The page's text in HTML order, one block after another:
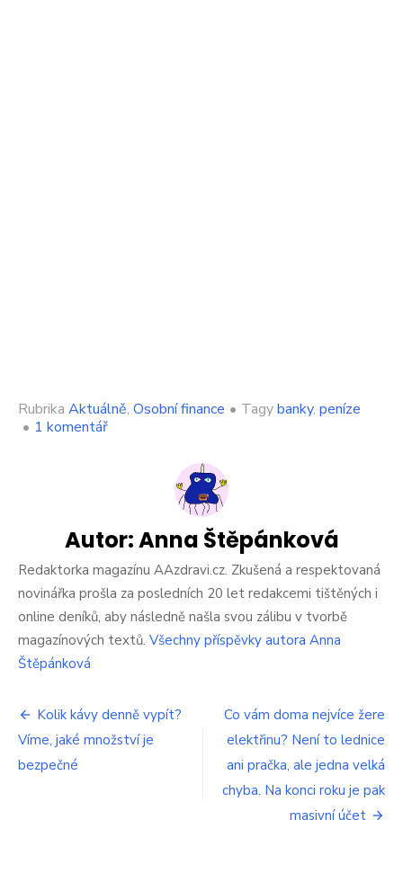
Rubrika Aktuálně, Osobní finance • Tagybanky, peníze
• 1 komentářu
po
účtu
a
vysají
do
dna.
našli
nový
způsob,
Autor:Anna Štěpánková
Redaktorka magazínu AAzdravi.cz. Zkušená a respektovaná
novinářka prošla za posledních 20 let redakcemi tištěných i
online deníků, aby následně našla svou zálibu v tvorbě
magazínových textů. Všechny příspěvky autora Anna
Štěpánková
Navigace
pro
příspěvek
Kolik kávy denně vypít?
Víme, jaké množství je
bezpečné
Co vám doma nejvíce žere
elektřinu? Není to lednice
ani pračka, ale jedna velká
chyba. Na konci roku je pak
masivní účet